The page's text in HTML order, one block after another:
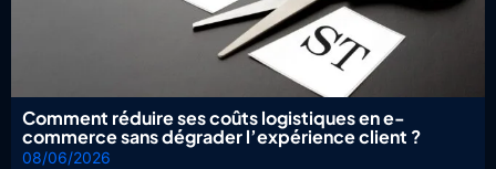
Comment réduire ses coûts logistiques en e-
commerce sans dégrader l’expérience client ?
08/06/2026